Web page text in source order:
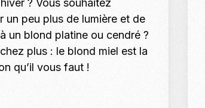
? Vous souhaitez
un peu plus de lumière et de
un blond platine ou cendré ?
plus : le blond miel est la
qu’il vous faut !